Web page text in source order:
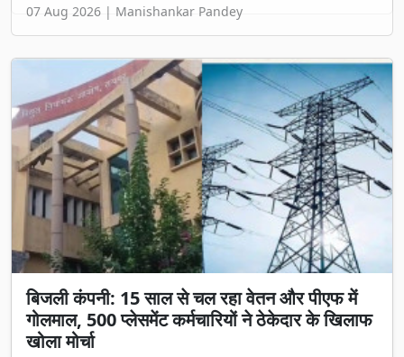
07 Aug 2026 | Manishankar Pandey
बिजली कंपनी: 15 साल से चल रहा वेतन और पीएफ में
गोलमाल, 500 प्लेसमेंट कर्मचारियों ने ठेकेदार के खिलाफ
खोला मोर्चा